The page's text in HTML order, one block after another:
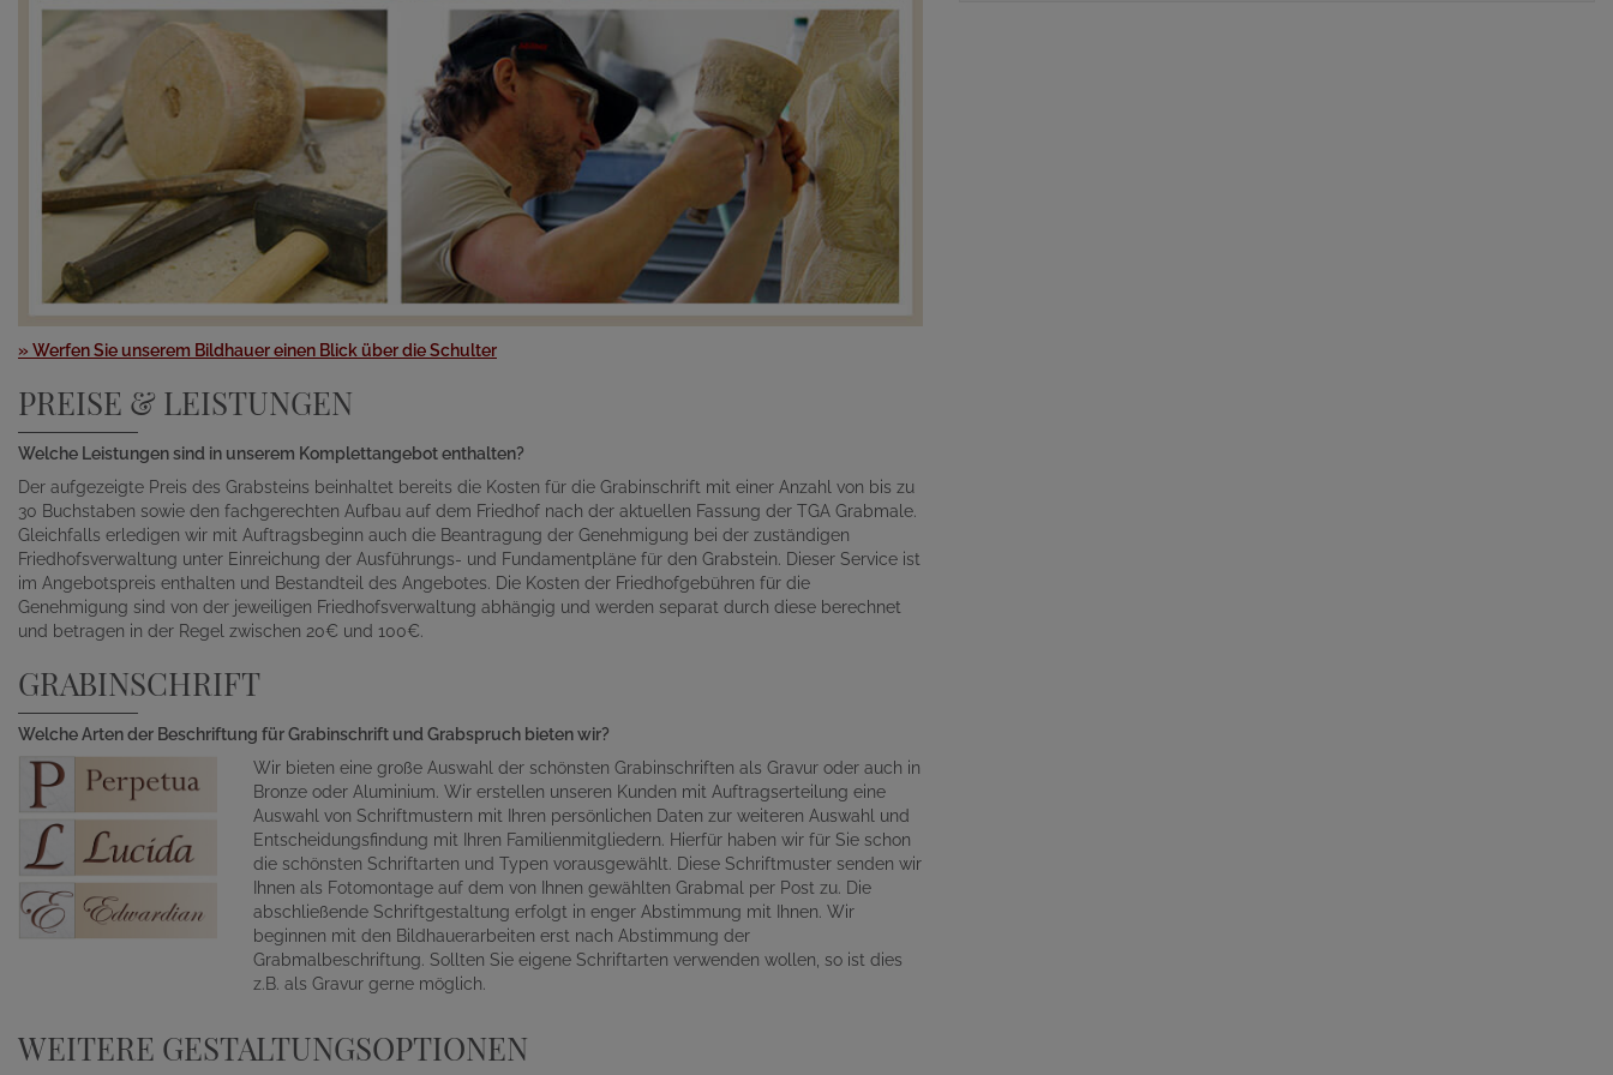
» Werfen Sie unserem Bildhauer einen Blick über die Schulter
PREISE & LEISTUNGEN
Welche Leistungen sind in unserem Komplettangebot enthalten?
Der aufgezeigte Preis des Grabsteins beinhaltet bereits die Kosten für die Grabinschrift mit einer Anzahl von bis zu
30 Buchstaben sowie den fachgerechten Aufbau auf dem Friedhof nach der aktuellen Fassung der TGA Grabmale.
Gleichfalls erledigen wir mit Auftragsbeginn auch die Beantragung der Genehmigung bei der zuständigen
Friedhofsverwaltung unter Einreichung der Ausführungs- und Fundamentpläne für den Grabstein. Dieser Service ist
im Angebotspreis enthalten und Bestandteil des Angebotes. Die Kosten der Friedhofgebühren für die
Genehmigung sind von der jeweiligen Friedhofsverwaltung abhängig und werden separat durch diese berechnet
und betragen in der Regel zwischen 20€ und 100€.
GRABINSCHRIFT
Welche Arten der Beschriftung für Grabinschrift und Grabspruch bieten wir?
Wir bieten eine große Auswahl der schönsten Grabinschriften als Gravur oder auch in
Bronze oder Aluminium. Wir erstellen unseren Kunden mit Auftragserteilung eine
Auswahl von Schriftmustern mit Ihren persönlichen Daten zur weiteren Auswahl und
Entscheidungsfindung mit Ihren Familienmitgliedern. Hierfür haben wir für Sie schon
die schönsten Schriftarten und Typen vorausgewählt. Diese Schriftmuster senden wir
Ihnen als Fotomontage auf dem von Ihnen gewählten Grabmal per Post zu. Die
abschließende Schriftgestaltung erfolgt in enger Abstimmung mit Ihnen. Wir
beginnen mit den Bildhauerarbeiten erst nach Abstimmung der
Grabmalbeschriftung. Sollten Sie eigene Schriftarten verwenden wollen, so ist dies
z.B. als Gravur gerne möglich.
WEITERE GESTALTUNGSOPTIONEN